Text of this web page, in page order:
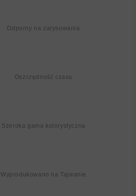
Odporny na zarysowania
Oszczędność czasu
Szeroka gama kolorystyczna
Wyprodukowano na Tajwanie